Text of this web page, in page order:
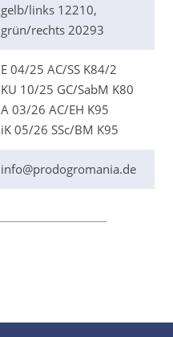
gelb/links 12210,
grün/rechts 20293
E 04/25 AC/SS K84/2
KU 10/25 GC/SabM K80
A 03/26 AC/EH K95
iK 05/26 SSc/BM K95
info@prodogromania.de